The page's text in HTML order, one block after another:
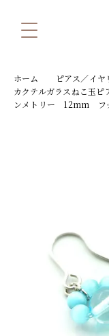
ホーム ピアス／イヤ
カクテルガラスねこ玉
ンメトリー 12mm フ